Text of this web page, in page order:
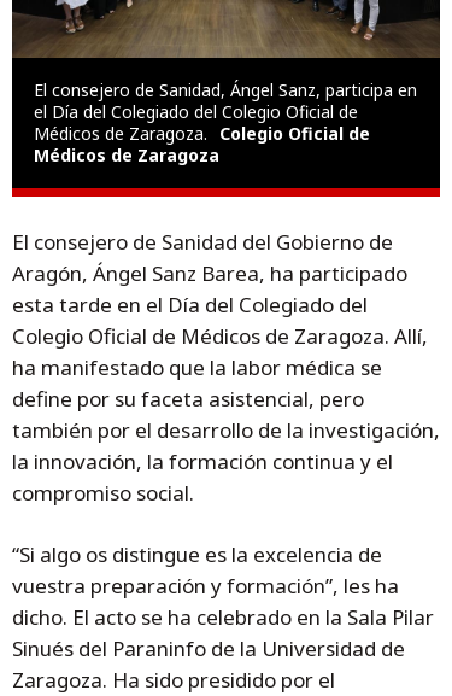
El consejero de Sanidad, Ángel Sanz, participa en
el Día del Colegiado del Colegio Oficial de
Médicos de Zaragoza.
Colegio Oficial de
Médicos de Zaragoza
El consejero de Sanidad del Gobierno de
Aragón, Ángel Sanz Barea, ha participado
esta tarde en el Día del Colegiado del
Colegio Oficial de Médicos de Zaragoza. Allí,
ha manifestado que la labor médica se
define por su faceta asistencial, pero
también por el desarrollo de la investigación,
la innovación, la formación continua y el
compromiso social.
“Si algo os distingue es la excelencia de
vuestra preparación y formación”, les ha
dicho. El acto se ha celebrado en la Sala Pilar
Sinués del Paraninfo de la Universidad de
Zaragoza. Ha sido presidido por el